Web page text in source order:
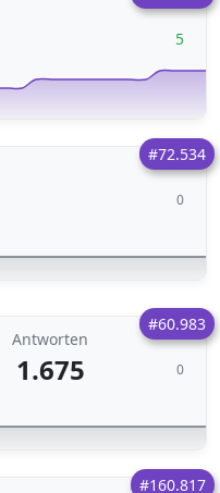
5
#72.534
0
#60.983
Antworten
1.675 0
#160.817